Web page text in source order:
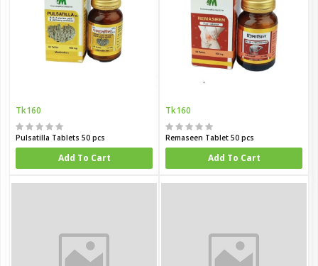
Tk160
Pulsatilla Tablets 50 pcs
Add To Cart
Tk160
Remaseen Tablet 50 pcs
Add To Cart